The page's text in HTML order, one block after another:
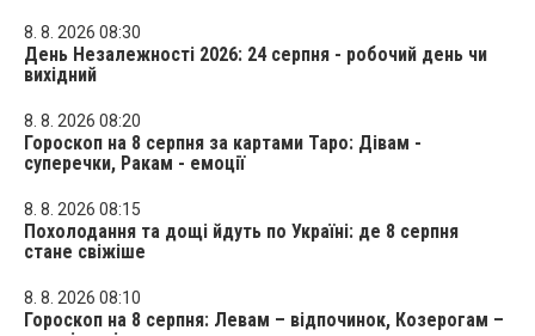
8. 8. 2026 08:30
День Незалежності 2026: 24 серпня - робочий день чи
вихідний
8. 8. 2026 08:20
Гороскоп на 8 серпня за картами Таро: Дівам -
суперечки, Ракам - емоції
8. 8. 2026 08:15
Похолодання та дощі йдуть по Україні: де 8 серпня
стане свіжіше
8. 8. 2026 08:10
Гороскоп на 8 серпня: Левам – відпочинок, Козерогам –